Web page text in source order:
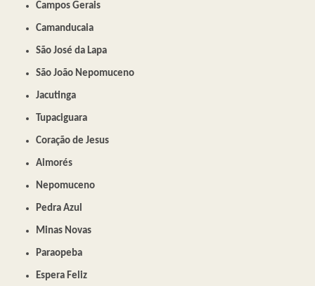
Campos Gerais
Camanducaia
São José da Lapa
São João Nepomuceno
Jacutinga
Tupaciguara
Coração de Jesus
Aimorés
Nepomuceno
Pedra Azul
Minas Novas
Paraopeba
Espera Feliz